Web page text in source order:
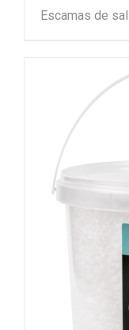
Escamas de sal